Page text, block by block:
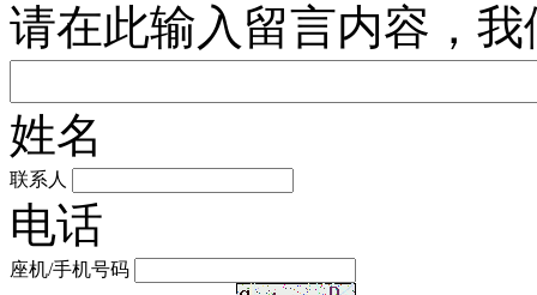
请在此输入留言内容，
姓名
联系人
电话
座机/手机号码